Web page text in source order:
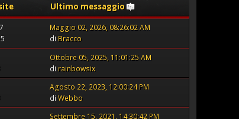
Ultimo messaggio
Maggio 02, 2026, 08:26:02 AM
di Bracco
Ottobre 05, 2025, 11:01:25 AM
di rainbowsix
Agosto 22, 2023, 12:00:24 PM
diWebbo
Settembre 15, 2021, 14:30:42 PM